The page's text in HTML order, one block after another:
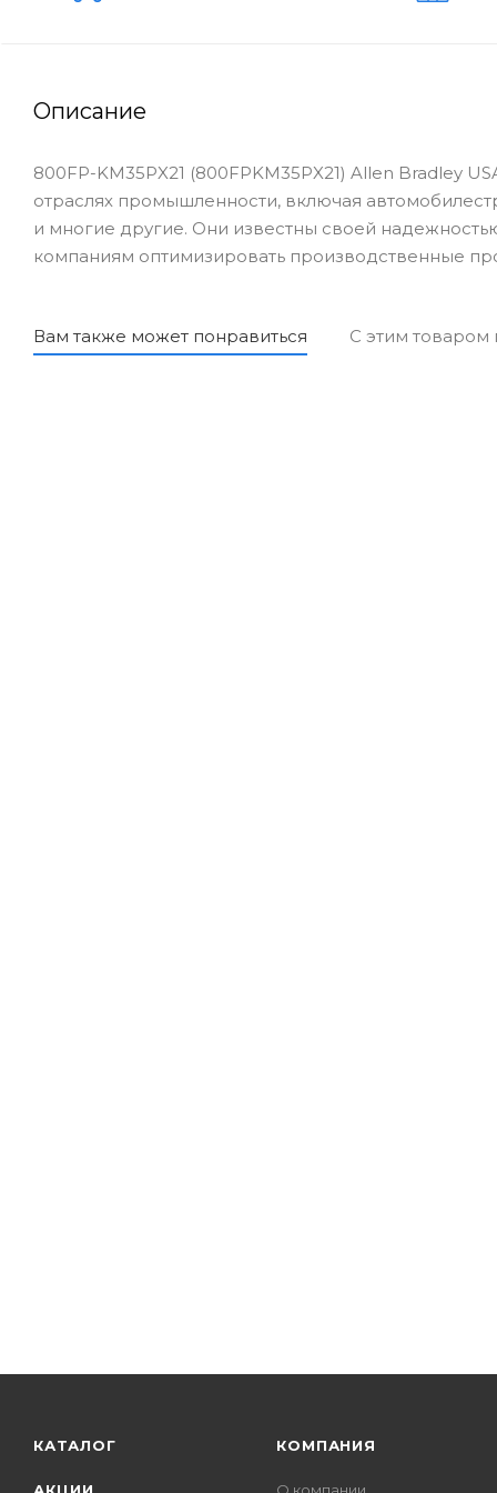
Описание
800FP-KM35PX21 (800FPKM35PX21) Allen Bradley
отраслях промышленности, включая
и многие другие. Они известны своей
компаниям оптимизировать производственные
Вам также может понравиться С этим товаром
КАТАЛОГ КОМПАНИЯ